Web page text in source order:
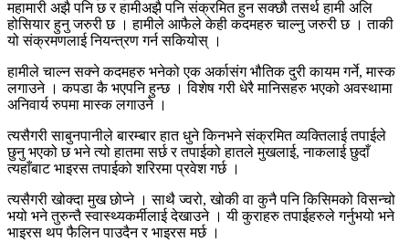
महामारी अझै पनि छ र हामीअझै पनि संक्रमित हुन सक्छौ तसर्थ हामी अलि
होसियार हुनु जरुरी छ । हामीले आफैले केही कदमहरु चाल्नु जरुरी छ । ताकी
यो संक्रमणलाई नियन्त्रण गर्न सकियोस् ।
हामीले चाल्न सक्ने कदमहरु भनेको एक अर्कासंग भौतिक दुरी कायम गर्ने, मास्क
लगाउने । कपडा कै भएपनि हुन्छ । विशेष गरी धेरै मानिसहरु भएको अवस्थामा
अनिवार्य रुपमा मास्क लगाउने ।
त्यसैगरी साबुनपानीले बारम्बार हात धुने किनभने संक्रमित व्यक्तिलाई तपाईले
छुनु भएको छ भने त्यो हातमा सर्छ र तपाईको हातले मुखलाई, नाकलाई छुदाँ
त्यहाँबाट भाइरस तपाईको शरिरमा प्रवेश गर्छ ।
त्यसैगरी खोक्दा मुख छोप्ने । साथै ज्वरो, खोकी वा कुनै पनि किसिमको विसन्चो
भयो भने तुरुन्तै स्वास्थ्यकर्मीलाई देखाउने । यी कुराहरु तपाईहरुले गर्नुभयो भने
भाइरस थप फैलिन पाउदैन र भाइरस मर्छ ।